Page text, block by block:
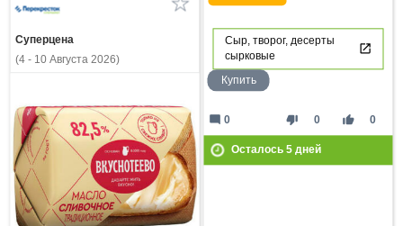
Сыр, творог, десерты
сырковые
Купить
thumb_down 0 thumb_up 0
mode_comment 0
Осталось 5дней
Суперцена
(4 - 10 Августа 2026)